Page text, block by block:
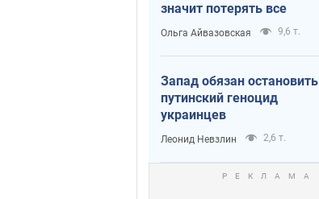
значит потерять все
Ольга Айвазовская 9,6 т.
Запад обязан остановить
путинский геноцид
украинцев
Леонид Невзлин 2,6 т.